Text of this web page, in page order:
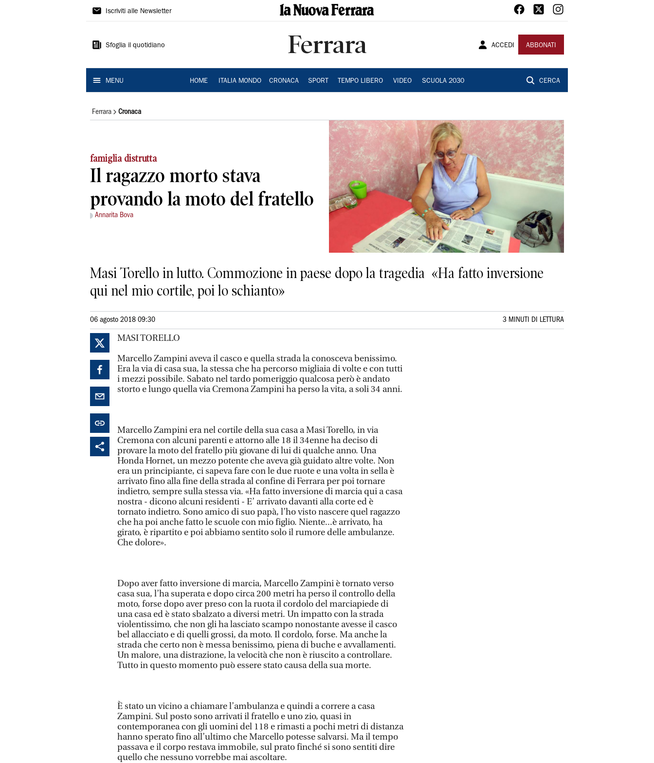
La
Ferrara
Iscriviti alle Newsletter
Sfoglia il quotidiano Ferrara ACCEDI ABBONATI
MENU HOME ITALIA MONDO CRONACA SPORT TEMPO LIBERO VIDEO SCUOLA 2030 CERCA
Ferrara Cronaca
famiglia distrutta
Il ragazzo morto stava
provando la moto del fratello
Annarita Bova
Masi Torello in lutto. Commozione in paese dopo la tragedia «Ha fatto inversione
qui nel mio cortile, poi lo schianto»
06 agosto 2018 09:30 3 MINUTI DI LETTURA
MASI TORELLO
Marcello Zampini aveva il casco e quella strada la conosceva benissimo.
Era la via di casa sua, la stessa che ha percorso migliaia di volte e con tutti
i mezzi possibile. Sabato nel tardo pomeriggio qualcosa però è andato
storto e lungo quella via Cremona Zampini ha perso la vita, a soli 34 anni.
Marcello Zampini era nel cortile della sua casa a Masi Torello, in via
Cremona con alcuni parenti e attorno alle 18 il 34enne ha deciso di
provare la moto del fratello più giovane di lui di qualche anno. Una
Honda Hornet, un mezzo potente che aveva già guidato altre volte. Non
era un principiante, ci sapeva fare con le due ruote e una volta in sella è
arrivato fino alla fine della strada al confine di Ferrara per poi tornare
indietro, sempre sulla stessa via. «Ha fatto inversione di marcia qui a casa
nostra - dicono alcuni residenti - E’ arrivato davanti alla corte ed è
tornato indietro. Sono amico di suo papà, l’ho visto nascere quel ragazzo
che ha poi anche fatto le scuole con mio figlio. Niente...è arrivato, ha
girato, è ripartito e poi abbiamo sentito solo il rumore delle ambulanze.
Che dolore».
Dopo aver fatto inversione di marcia, Marcello Zampini è tornato verso
casa sua, l’ha superata e dopo circa 200 metri ha perso il controllo della
moto, forse dopo aver preso con la ruota il cordolo del marciapiede di
una casa ed è stato sbalzato a diversi metri. Un impatto con la strada
violentissimo, che non gli ha lasciato scampo nonostante avesse il casco
bel allacciato e di quelli grossi, da moto. Il cordolo, forse. Ma anche la
strada che certo non è messa benissimo, piena di buche e avvallamenti.
Un malore, una distrazione, la velocità che non è riuscito a controllare.
Tutto in questo momento può essere stato causa della sua morte.
È stato un vicino a chiamare l’ambulanza e quindi a correre a casa
Zampini. Sul posto sono arrivati il fratello e uno zio, quasi in
contemporanea con gli uomini del 118 e rimasti a pochi metri di distanza
hanno sperato fino all’ultimo che Marcello potesse salvarsi. Ma il tempo
passava e il corpo restava immobile, sul prato finché si sono sentiti dire
quello che nessuno vorrebbe mai ascoltare.